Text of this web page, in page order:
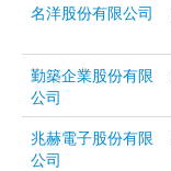
名洋股份有限公司
勤築企業股份有限
公司
兆赫電子股份有限
公司